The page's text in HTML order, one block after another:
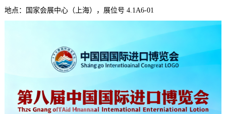
地点：国家会展中心（上海），展位号 4.1A6-01